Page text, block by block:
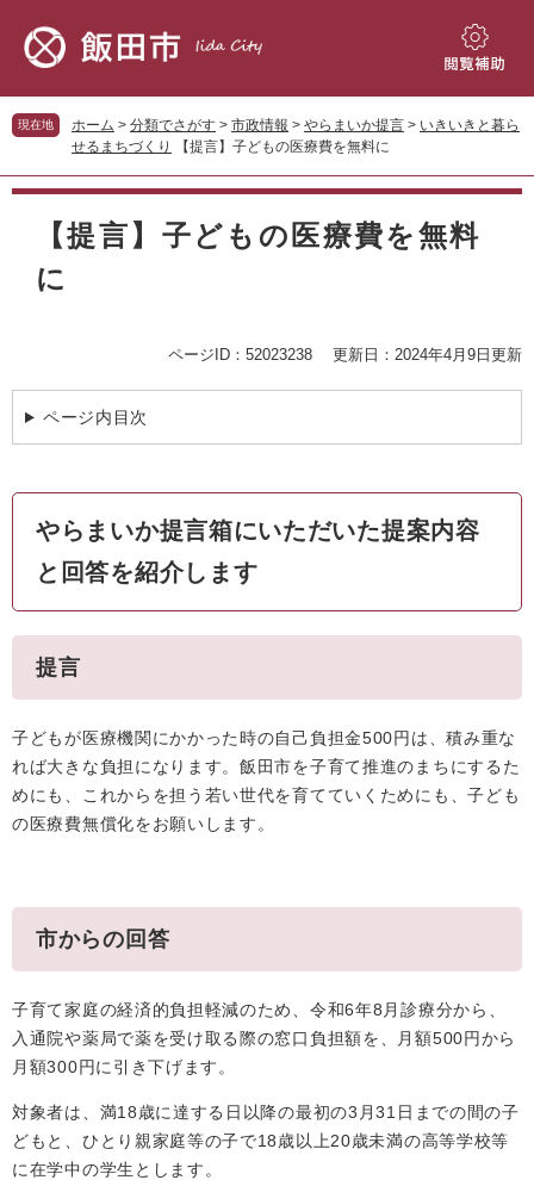
先
頭
す。
を
飛
し
閲
補
現在地 ホーム > 分類でさがす > 市政情報 > やらまいか提言 > いきいきと暮ら
せるまちづくり
【提言】子どもの医療費を無料に
本
【提言】子どもの医療費を無料
に
ページID：52023238 更新日：2024年4月9日更新
ページ内目次
やらまいか提言箱にいただいた提案内容
と回答を紹介します
提言
子どもが医療機関にかかった時の自己負担金500円は、積み重な
れば大きな負担になります。飯田市を子育て推進のまちにするた
めにも、これからを担う若い世代を育てていくためにも、子ども
の医療費無償化をお願いします。
市からの回答
子育て家庭の経済的負担軽減のため、令和6年8月診療分から、
入通院や薬局で薬を受け取る際の窓口負担額を、月額500円から
月額300円に引き下げます。
対象者は、満18歳に達する日以降の最初の3月31日までの間の子
どもと、ひとり親家庭等の子で18歳以上20歳未満の高等学校等
に在学中の学生とします。